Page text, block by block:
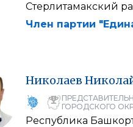
Стерлитамакский
Член партии
Николаев
ГОРОДСКОГО
Республика